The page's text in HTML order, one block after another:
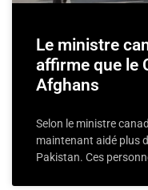
Le ministre
affirme que le
Afghans
Selon le ministre
maintenant aidé plus
Pakistan. Ces